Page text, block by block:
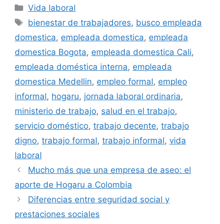
Categorías
Vida laboral
Etiquetas
bienestar de trabajadores, busco empleada
domestica, empleada domestica, empleada
domestica Bogota, empleada domestica Cali,
empleada doméstica interna, empleada
domestica Medellin, empleo formal, empleo
informal, hogaru, jornada laboral ordinaria,
ministerio de trabajo, salud en el trabajo,
servicio doméstico, trabajo decente, trabajo
digno, trabajo formal, trabajo informal, vida
laboral
Mucho más que una empresa de aseo: el
aporte de Hogaru a Colombia
Diferencias entre seguridad social y
prestaciones sociales